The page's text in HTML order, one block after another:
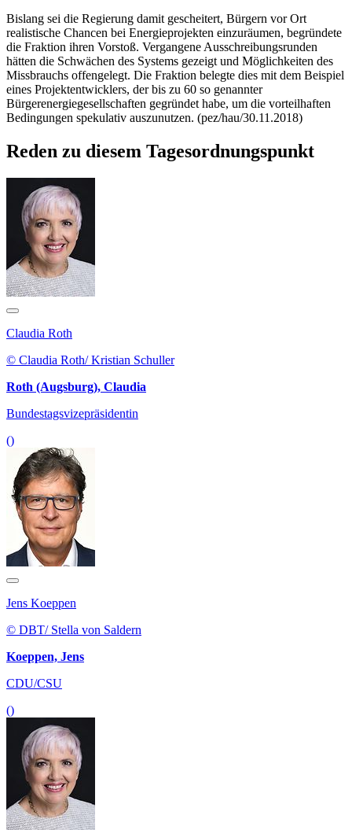
Bislang sei die Regierung damit gescheitert, Bürgern vor Ort
realistische Chancen bei Energieprojekten einzuräumen, begründete
die Fraktion ihren Vorstoß. Vergangene Ausschreibungsrunden
hätten die Schwächen des Systems gezeigt und Möglichkeiten des
Missbrauchs offengelegt. Die Fraktion belegte dies mit dem Beispiel
eines Projektentwicklers, der bis zu 60 so genannter
Bürgerenergiegesellschaften gegründet habe, um die vorteilhaften
Bedingungen spekulativ auszunutzen. (pez/hau/30.11.2018)
Reden zu diesem Tagesordnungspunkt
Claudia Roth
© Claudia Roth/ Kristian Schuller
Roth (Augsburg), Claudia
Bundestagsvizepräsidentin
()
Jens Koeppen
© DBT/ Stella von Saldern
Koeppen, Jens
CDU/CSU
()